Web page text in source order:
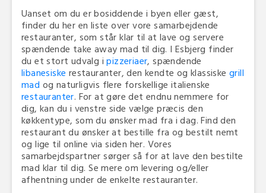
Uanset om du er bosiddende i byen eller gæst,
finder du her en liste over vore samarbejdende
restauranter, som står klar til at lave og servere
spændende take away mad til dig. I Esbjerg finder
du et stort udvalg ipizzeriaer, spændende
libanesiske restauranter, den kendte og klassiskegrill
mad og naturligvis flere forskellige italienske
restauranter. For at gøre det endnu nemmere for
dig, kan du i venstre side vælge præcis den
køkkentype, som du ønsker mad fra i dag. Find den
restaurant du ønsker at bestille fra og bestilt nemt
og lige til online via siden her. Vores
samarbejdspartner sørger så for at lave den bestilte
mad klar til dig. Se mere om levering og/eller
afhentning under de enkelte restauranter.